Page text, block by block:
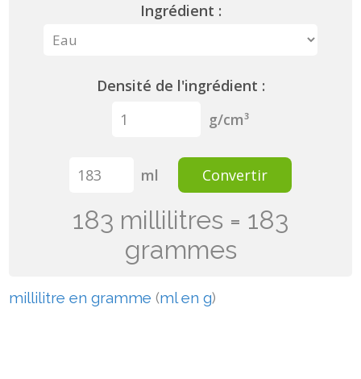
Ingrédient :
Densité de l'ingrédient :
g/cm³
ml Convertir
183 millilitres = 183
grammes
millilitre en gramme (ml en g)